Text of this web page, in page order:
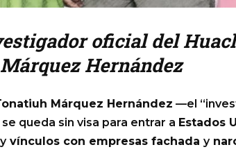
oficial del
Hernández
Márquez Hernández —el
queda sin visa para entrar a Estados
yvínculos con empresas fachada y